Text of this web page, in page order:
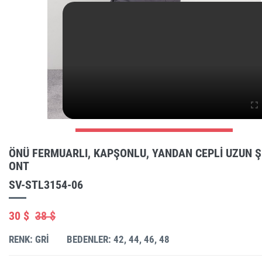
ÖNÜ FERMUARLI, KAPŞONLU, YANDAN CEPLI UZUN
ONT
SV-STL3154-06
30 $ 38 $
RENK: GRI BEDENLER: 42, 44, 46, 48